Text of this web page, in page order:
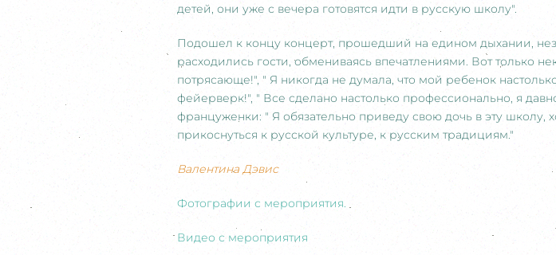
детей, они уже с вечера готовятся идти в русскую школу".
Подошел к концу концерт, прошедший на едином дыхании,
расходились гости, обмениваясь впечатлениями. Вот только
потрясающе!", " Я никогда не думала, что мой ребенок
фейерверк!", " Все сделано настолько профессионально, я
француженки: " Я обязательно приведу свою дочь в эту школу,
прикоснуться к русской культуре, к русским традициям."
Валентина Дэвис
Фотографии с мероприятия.
Видео с мероприятия